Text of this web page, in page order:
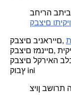
או תיקיות,
ותיקיות
קבצים בינאריים,
תיקייה בשימוש,
הגנה על קבצים)
קובץ ini
הפקודה,